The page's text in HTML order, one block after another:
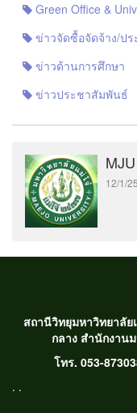
Green Office &
ข่าวจัดซื้อจัดจ้าง/ปร
ข่าวด้านการศึกษา
ข่าวประชาสัมพันธ์
12/1/
สถานีวิทยุมหาวิทยาลัย
กลาง สำนักงาน
โทร. 053-
. .